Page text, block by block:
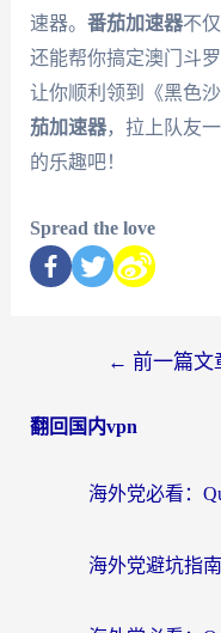
速器。 番茄加速器不
还能帮你搞定澳门斗
让你顺利领到《黑色
茄加速器，拉上队友
的乐趣吧！
Spread the love
← 前一篇文
翻回国内vpn